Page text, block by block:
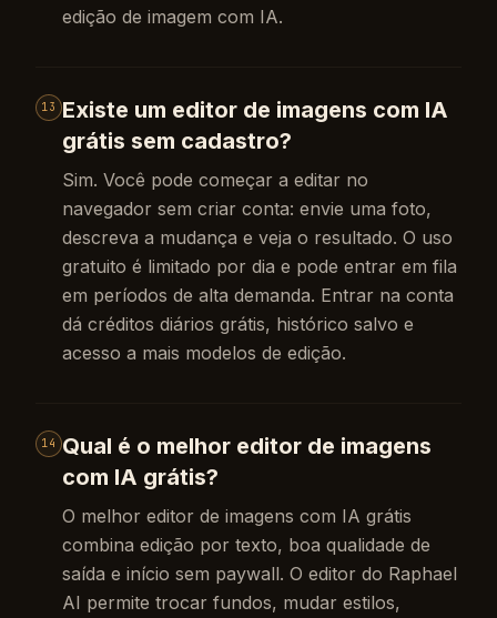
edição de imagem com IA.
13
Existe um editor de imagens com IA
grátis sem cadastro?
Sim. Você pode começar a editar no
navegador sem criar conta: envie uma foto,
descreva a mudança e veja o resultado. O uso
gratuito é limitado por dia e pode entrar em fila
em períodos de alta demanda. Entrar na conta
dá créditos diários grátis, histórico salvo e
acesso a mais modelos de edição.
14
Qual é o melhor editor de imagens
com IA grátis?
O melhor editor de imagens com IA grátis
combina edição por texto, boa qualidade de
saída e início sem paywall. O editor do Raphael
AI permite trocar fundos, mudar estilos,